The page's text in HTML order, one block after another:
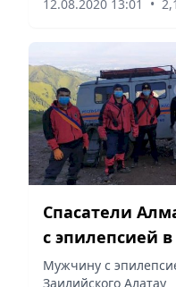
12.08.2020 13:01
•
Спасатели
с эпилепсией в
Мужчину с
Заилийского Алатау